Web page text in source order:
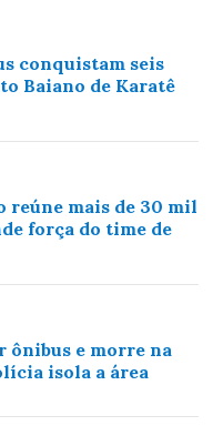
conquistam seis
Baiano de Karatê
reúne mais de 30 mil
força do time de
ônibus e morre na
isola a área